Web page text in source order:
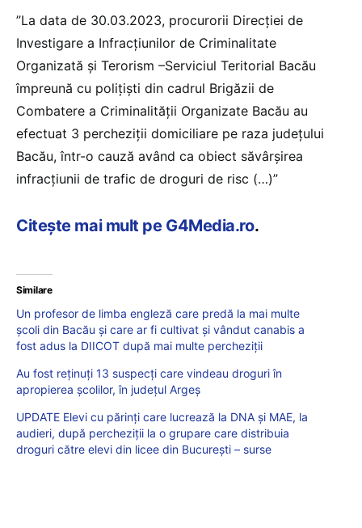
”La data de 30.03.2023, procurorii Direcției de
Investigare a Infracțiunilor de Criminalitate
Organizată și Terorism –Serviciul Teritorial Bacău
împreună cu polițiști din cadrul Brigăzii de
Combatere a Criminalității Organizate Bacău au
efectuat 3 percheziţii domiciliare pe raza județului
Bacău, într-o cauză având ca obiect săvârşirea
infracţiunii de trafic de droguri de risc (…)”
Citește mai mult pe G4Media.ro.
Similare
Un profesor de limba engleză care predă la mai multe
școli din Bacău și care ar fi cultivat și vândut canabis a
fost adus la DIICOT după mai multe percheziții
Au fost reținuți 13 suspecţi care vindeau droguri în
apropierea școlilor, în județul Argeș
UPDATE Elevi cu părinți care lucrează la DNA și MAE, la
audieri, după percheziţii la o grupare care distribuia
droguri către elevi din licee din Bucureşti – surse